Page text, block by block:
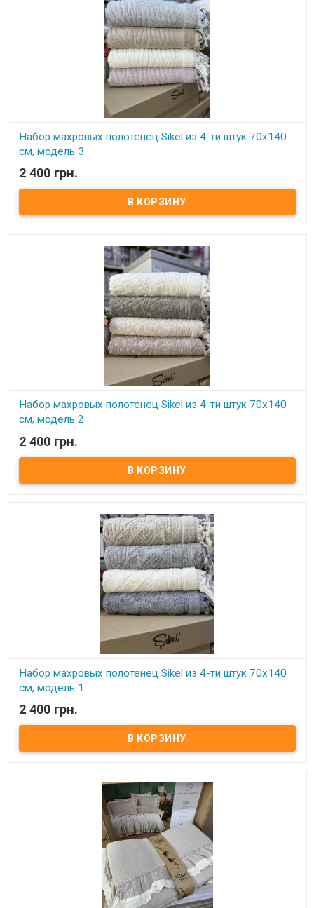
Набор махровых полотенец Sikel из 4-ти штук 70х140
см, модель 3
В наличии
Набор махровых полотенец Sikel из 4 штук 70х140 см
Комплектность: 70х140 см (4 шт. ) Состав: махра (100% хлопок).
Плотность: 550 г.м.кв. Упаковка: ПВХ Производитель: Sikel
2 400 грн.
Набор махровых полотенец Sikel из 4-ти штук 70х140
см, модель 2
В наличии
Набор махровых полотенец Sikel из 4 штук 70х140 см
Комплектность: 70х140 см (4 шт. ) Состав: махра (100% хлопок).
Плотность: 550 г.м.кв. Упаковка: ПВХ Производитель: Sikel
2 400 грн.
Набор махровых полотенец Sikel из 4-ти штук 70х140
см, модель 1
В наличии
Набор махровых полотенец Sikel из 4 штук 70х140 см
Комплектность: 70х140 см (4 шт. ) Состав: махра (100% хлопок).
Плотность: 550 г.м.кв. Упаковка: ПВХ Производитель: Sikel
2 400 грн.